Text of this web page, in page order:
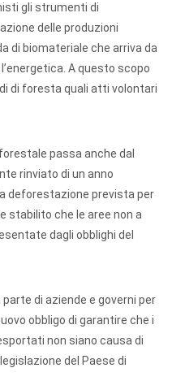
gli strumenti di
delle produzioni
di biomateriale che arriva da
A questo scopo
di foresta quali atti volontari
passa anche dal
rinviato di un anno
deforestazione prevista per
stabilito che le aree non a
dagli obblighi del
parte di aziende e governi per
obbligo di garantire che i
non siano causa di
del Paese di